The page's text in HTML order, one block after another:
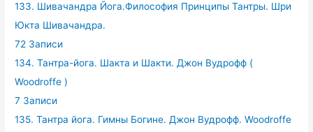
133. Шивачандра Йога.Философия Принципы Тантры. Шри
Юкта Шивачандра.
72 Записи
134. Тантра-йога. Шакта и Шакти. Джон Вудрофф (
Woodroffe )
7 Записи
135. Тантра йога. Гимны Богине. Джон Вудрофф. Woodroffe